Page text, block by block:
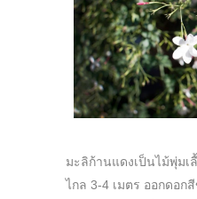
มะลิก้านแดงเป็นไม้พุ่มเ
ไกล 3-4 เมตร ออกดอก